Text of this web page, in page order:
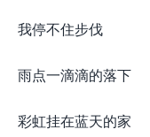
我停不住步伐
雨点一滴滴的落下
彩虹挂在蓝天的家